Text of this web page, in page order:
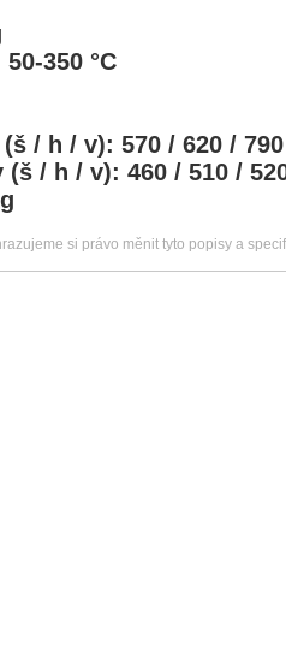
350 °C
/ h / v): 570 / 620 /
/ h / v): 460 / 510 /
si právo měnit tyto popisy a